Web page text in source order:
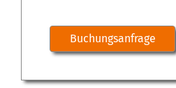
Buchungsanfrage